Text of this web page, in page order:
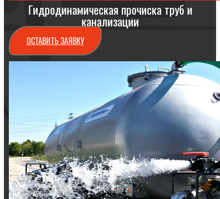
Гидродинамическая прочиска труб и
канализации
ОСТАВИТЬ ЗАЯВКУ